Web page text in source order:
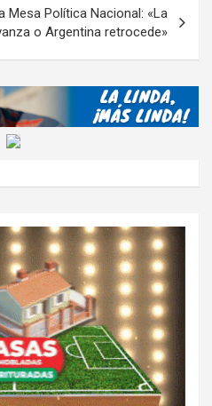
Mesa Política Nacional: «La
o Argentina retrocede»